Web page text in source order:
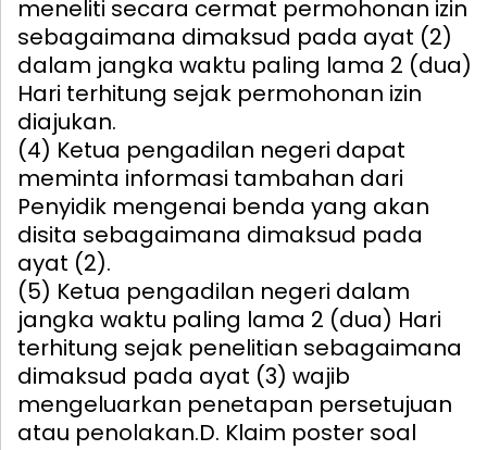
meneliti secara cermat permohonan izin
sebagaimana dimaksud pada ayat (2)
dalam jangka waktu paling lama 2 (dua)
Hari terhitung sejak permohonan izin
diajukan.
(4) Ketua pengadilan negeri dapat
meminta informasi tambahan dari
Penyidik mengenai benda yang akan
disita sebagaimana dimaksud pada
ayat (2).
(5) Ketua pengadilan negeri dalam
jangka waktu paling lama 2 (dua) Hari
terhitung sejak penelitian sebagaimana
dimaksud pada ayat (3) wajib
mengeluarkan penetapan persetujuan
atau penolakan.D. Klaim poster soal